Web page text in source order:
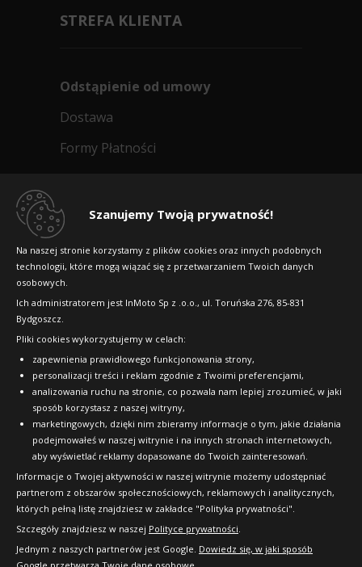
Szanujemy Twoją prywatność!
Na naszej stronie korzystamy z plików cookies oraz innych podobnych
technologii, które mogą wiązać się z przetwarzaniem Twoich danych
osobowych.
Ich administratorem jest InMoto Sp z .o.o., ul. Toruńska 276, 85-831
Bydgoszcz.
Pliki cookies wykorzystujemy w celach:
zapewnienia prawidłowego funkcjonowania strony,
personalizacji treści i reklam zgodnie z Twoimi preferencjami,
analizowania ruchu na stronie, co pozwala nam lepiej zrozumieć, w jaki
sposób korzystasz z naszej witryny,
marketingowych, dzięki nim zbieramy informacje o tym, jakie działania
podejmowałeś w naszej witrynie i na innych stronach internetowych,
aby wyświetlać reklamy dopasowane do Twoich zainteresowań.
Informacje o Twojej aktywności w naszej witrynie możemy udostępniać
partnerom z obszarów społecznościowych, reklamowych i analitycznych,
których pełną listę znajdziesz w zakładce "Polityka prywatności".
Szczegóły znajdziesz w naszej Polityce prywatności.
Jednym z naszych partnerów jest Google. Dowiedz się, w jaki sposób
STREFA KLIENTA
Odstąpienie od umowy
Dostawa
Formy Płatności
Dlaczego warto kupić w 24opony.pl
Raty
FAQ
OFICJALNY PARTNER